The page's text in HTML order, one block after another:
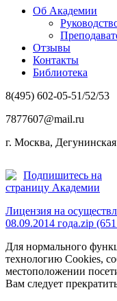
Об Академии
Отзывы
Контакты
Библиотека
8(495) 602-05-51/52/53
7877607@mail.ru
г. Москва,
Подпишитесь на
страницу Академии
Лицензия на
08.09.2014 года.zip
Для нормального
технологию Cookies,
местоположении
Вам следует